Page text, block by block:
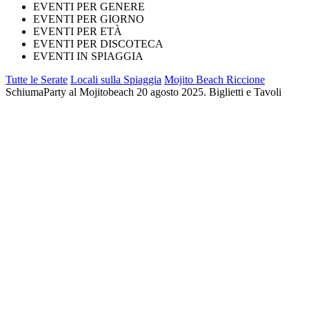
EVENTI PER GENERE
EVENTI PER GIORNO
EVENTI PER ETÀ
EVENTI PER DISCOTECA
EVENTI IN SPIAGGIA
Tutte le Serate Locali sulla Spiaggia Mojito Beach Riccione
SchiumaParty al Mojitobeach 20 agosto 2025. Biglietti e Tavoli